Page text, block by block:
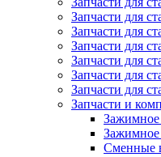
Запчасти для
Запчасти для
Запчасти для
Запчасти для
Запчасти для
Запчасти для
Запчасти и
Зажимное
Зажимное
Сменные